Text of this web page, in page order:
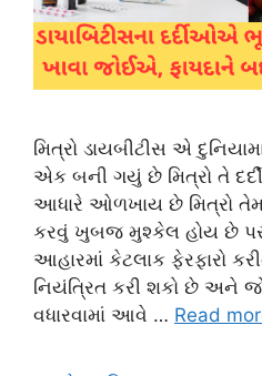
મિત્રો ડાયબીટીસ એ
એક બની ગયું છે મિત્રો તે
આધારે ઓળખાય છે મિત્રો તેમ
કરવું ખુબજ મુશ્કેલ હોય છે
આહારમાં કેટલાક ફેરફારો
નિયંત્રિત કરી શકો છે અને
વધારવામાં આવે … Read